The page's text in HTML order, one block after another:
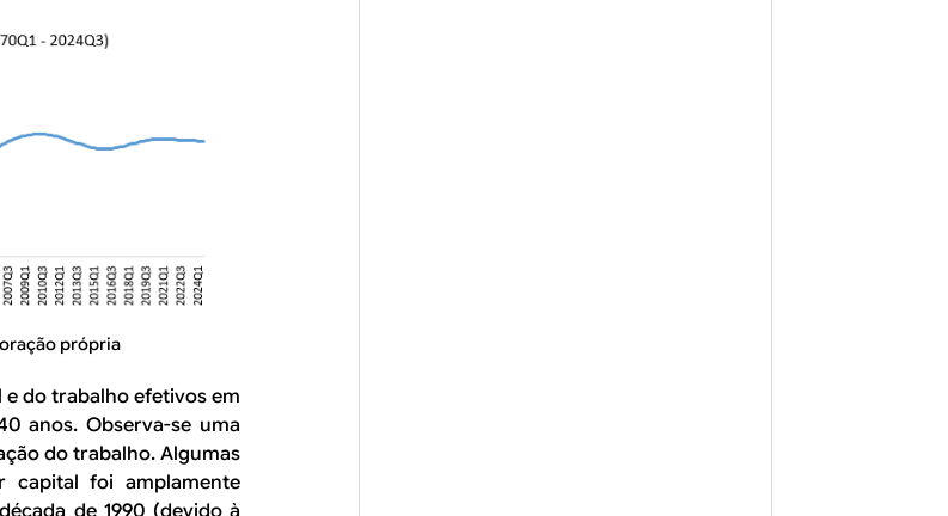
própria
do trabalho efetivos em
anos. Observa-se uma
do trabalho. Algumas
capital foi amplamente
de 1990 (devido à